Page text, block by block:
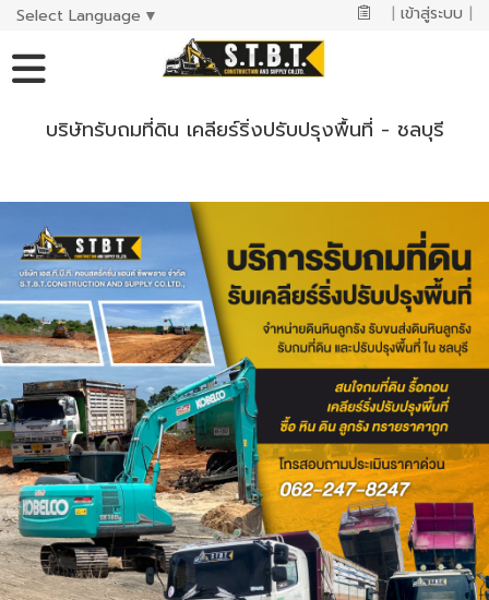
Select Language ▼ | เข้าสู่ระบบ |
บริษัทรับถมที่ดิน เคลียร์ริ่งปรับปรุงพื้นที่ - ชลบุรี